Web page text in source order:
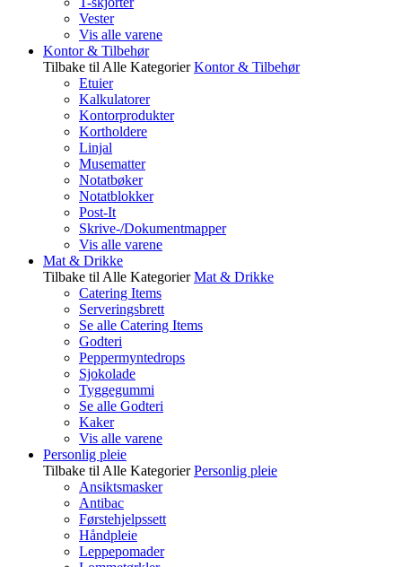
Vester
Vis alle varene
Kontor & Tilbehør
Tilbake til Alle Kategorier Kontor & Tilbehør
Etuier
Kalkulatorer
Kontorprodukter
Kortholdere
Linjal
Musematter
Notatbøker
Notatblokker
Post-It
Skrive-/Dokumentmapper
Vis alle varene
Mat & Drikke
Tilbake til Alle Kategorier Mat & Drikke
Catering Items
Serveringsbrett
Se alle Catering Items
Godteri
Peppermyntedrops
Sjokolade
Tyggegummi
Se alle Godteri
Kaker
Vis alle varene
Personlig pleie
Tilbake til Alle Kategorier Personlig pleie
Ansiktsmasker
Antibac
Førstehjelpssett
Håndpleie
Leppepomader